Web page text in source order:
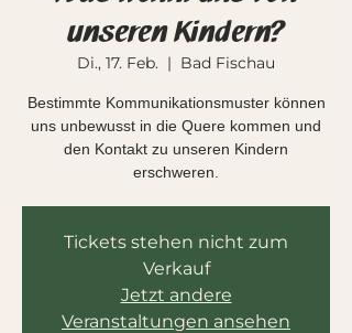
unseren Kindern?
Di., 17. Feb.
  |
Bad Fischau
Bestimmte Kommunikationsmuster können
uns unbewusst in die Quere kommen und
den Kontakt zu unseren Kindern
erschweren.
Tickets stehen nicht zum
Verkauf
Jetzt andere
Veranstaltungen ansehen